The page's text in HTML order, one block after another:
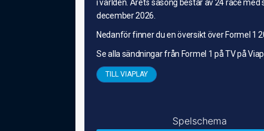
i världen. Årets säsong består av 24 race
december 2026.
Nedanför finner du en översikt över Formel 1
Se alla sändningar från Formel 1 på TV på
TILL VIAPLAY
Spelschema